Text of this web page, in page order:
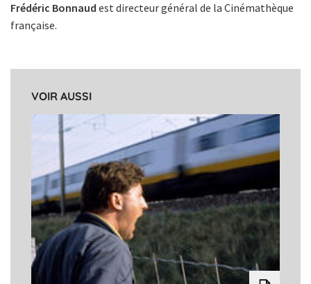
Frédéric Bonnaud est directeur général de la Cinémathèque
française.
VOIR AUSSI